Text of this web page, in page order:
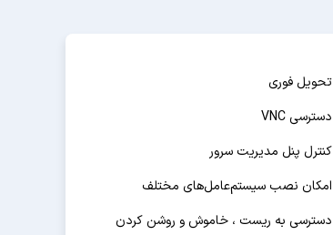
تحویل فوری
دسترسی VNC
کنترل پنل مدیریت سرور
امکان نصب سیستم‌عامل‌های مختلف
دسترسی به ریست ، خاموش و روشن کردن